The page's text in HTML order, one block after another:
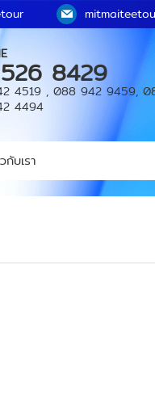
8429
4519 , 088 942 9459,
4494
กับเรา